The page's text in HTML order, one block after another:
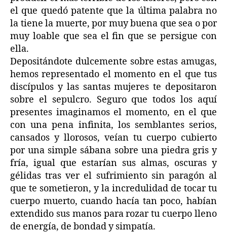
el que quedó patente que la última palabra no
la tiene la muerte, por muy buena que sea o por
muy loable que sea el fin que se persigue con
ella.
Depositándote dulcemente sobre estas amugas,
hemos representado el momento en el que tus
discípulos y las santas mujeres te depositaron
sobre el sepulcro. Seguro que todos los aquí
presentes imaginamos el momento, en el que
con una pena infinita, los semblantes serios,
cansados y llorosos, veían tu cuerpo cubierto
por una simple sábana sobre una piedra gris y
fría, igual que estarían sus almas, oscuras y
gélidas tras ver el sufrimiento sin paragón al
que te sometieron, y la incredulidad de tocar tu
cuerpo muerto, cuando hacía tan poco, habían
extendido sus manos para rozar tu cuerpo lleno
de energía, de bondad y simpatía.